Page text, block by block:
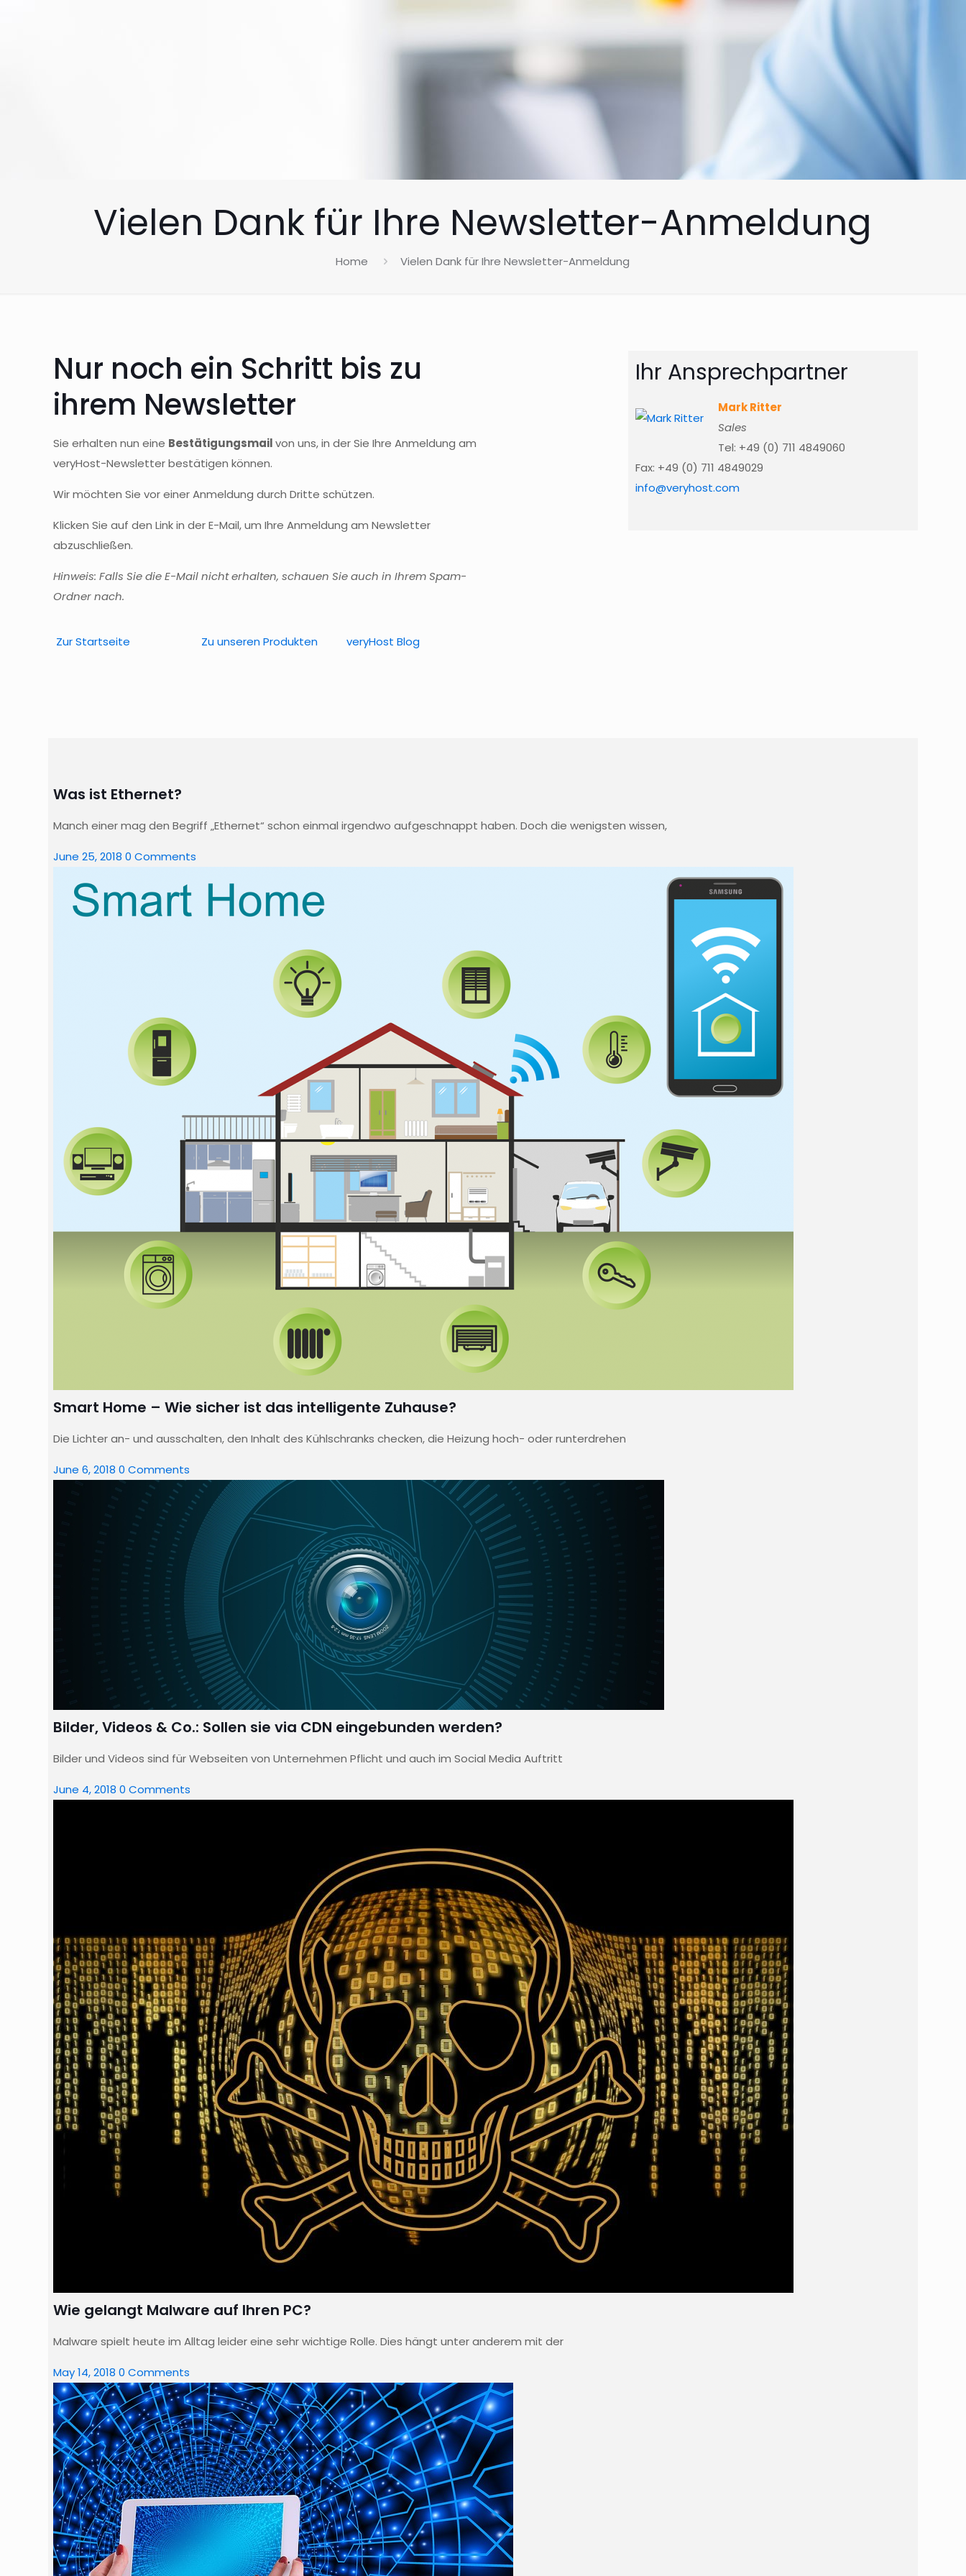
Vielen Dank für Ihre Newsletter-Anmeldung
Home Vielen Dank für Ihre Newsletter-Anmeldung
Nur noch ein Schritt bis zu
ihrem Newsletter
Sie erhalten nun eine Bestätigungsmailvon uns, in der Sie Ihre Anmeldung am
veryHost-Newsletter bestätigen können.
Wir möchten Sie vor einer Anmeldung durch Dritte schützen.
Klicken Sie auf den Link in der E-Mail, um Ihre Anmeldung am Newsletter
abzuschließen.
Hinweis: Falls Sie die E-Mail nicht erhalten, schauen Sie auch in Ihrem Spam-
Ordner nach.
Zur Startseite Zu unseren Produkten veryHost Blog
Ihr Ansprechpartner
Mark Ritter
Sales
Tel: +49 (0) 711 4849060
Fax: +49 (0) 711 4849029
info@veryhost.com
Was ist Ethernet?
Manch einer mag den Begriff „Ethernet“ schon einmal irgendwo aufgeschnappt haben. Doch die wenigsten wissen,
June 25, 2018 0 Comments
Smart Home – Wie sicher ist das intelligente Zuhause?
Die Lichter an- und ausschalten, den Inhalt des Kühlschranks checken, die Heizung hoch- oder runterdrehen
June 6, 2018 0 Comments
Bilder, Videos & Co.: Sollen sie via CDN eingebunden werden?
Bilder und Videos sind für Webseiten von Unternehmen Pflicht und auch im Social Media Auftritt
June 4, 2018 0 Comments
Wie gelangt Malware auf Ihren PC?
Malware spielt heute im Alltag leider eine sehr wichtige Rolle. Dies hängt unter anderem mit der
May 14, 2018 0 Comments